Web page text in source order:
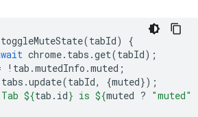
toggleMuteState(tabId)
{
chrome. tabs .get(tabId);
! tab .mutedInfo .muted ;
tabs .update(tabId, {muted});
${tab . id} is ${muted ? "muted"